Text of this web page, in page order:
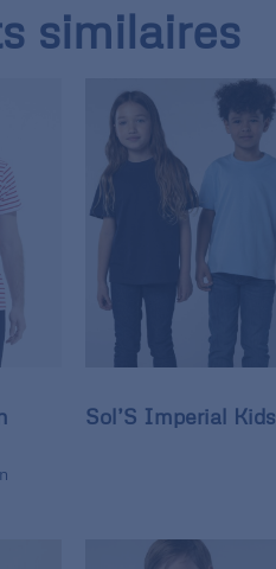
similaires
Sol’S Imperial Kids